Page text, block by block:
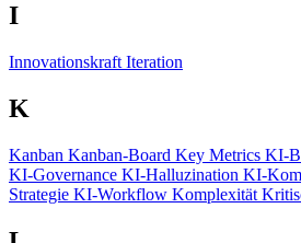
I
Innovationskraft Iteration
K
Kanban Kanban-Board Key Metrics KI-
KI-Governance KI-Halluzination KI-
Strategie KI-Workflow Komplexität